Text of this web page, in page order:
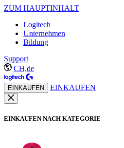
ZUM HAUPTINHALT
Logitech
Unternehmen
Bildung
Support
CH,de
EINKAUFEN EINKAUFEN
EINKAUFEN NACH KATEGORIE